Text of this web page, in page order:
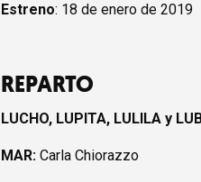
Estreno: 18 de enero de 2019
REPARTO
LUCHO, LUPITA, LULILA y
MAR: Carla Chiorazzo